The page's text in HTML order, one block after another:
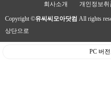
회사소개 개인정보취
Copyright ©유씨씨모아닷컴 All rights
상단으로
PC 버